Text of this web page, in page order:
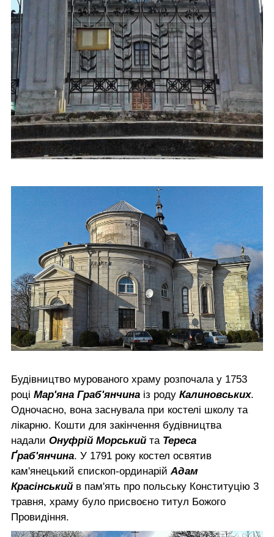
Будівництво мурованого храму розпочала у 1753
році Мар'яна Граб'янчина із роду Калиновських.
Одночасно, вона заснувала при костелі школу та
лікарню. Кошти для закінчення будівництва
надали Онуфрій Морський та Тереса
Ґраб'янчина. У 1791 року костел освятив
кам'янецький єпископ-ординарійАдам
Красінський в пам'ять про польську Конституцію 3
травня, храму було присвоєно титул Божого
Провидіння.